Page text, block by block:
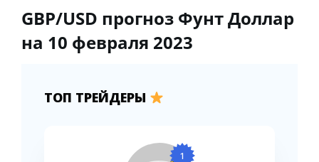
GBP/USD прогноз Фунт Доллар
на 10 февраля 2023
ТОП ТРЕЙДЕРЫ
1